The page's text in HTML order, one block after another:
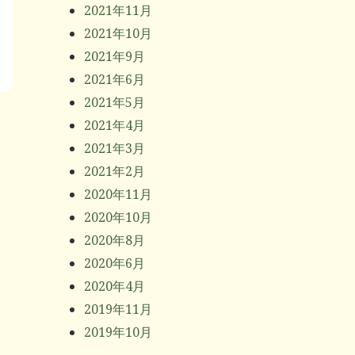
2021年11月
2021年10月
2021年9月
2021年6月
2021年5月
2021年4月
2021年3月
2021年2月
2020年11月
2020年10月
2020年8月
2020年6月
2020年4月
2019年11月
2019年10月